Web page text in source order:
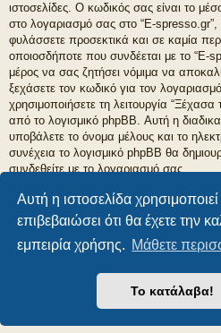
Αυτή η ιστοσελίδα
επιβεβαιώσει ότι θα έχετε την
εμπειρία χρήσης. Μάθετε
Το κατάλαβα!
ιστοσελίδες. Ο κωδικός σας είναι το
στο λογαριασμό σας στο “E-
φυλάσσετε προσεκτικά και σε καμία
οποιοσδήποτε που συνδέεται με το “E-
μέρος να σας ζητήσει νόμιμα να
ξεχάσετε τον κωδικό για τον
χρησιμοποιήσετε τη λειτουργία
από το λογισμικό phpBB. Αυτή η
υποβάλετε το όνομα μέλους και το
συνέχεια το λογισμικό phpBB θα
συνδεθείτε με το λογαριασμό σας.
Το εσπρέσσο στα ηλεκτρονικά! Εδώ
Δημιουργήθηκε απόphpBB® Forum
Ελληνική μετάφραση από
Απόρρητο|